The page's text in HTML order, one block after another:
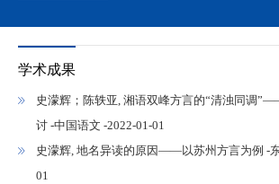
学术成果
史濛辉；陈轶亚, 湘语双峰方言的“清浊同调
讨 -中国语文 -2022-01-01
史濛辉, 地名异读的原因——以苏州方言为例 -
01